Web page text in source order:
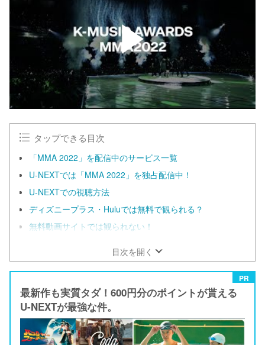
タップできる目次
「MMA 2022」を配信中のサービス一覧
U-NEXTでは「MMA 2022」を独占配信中！
U-NEXTでの視聴方法
ディズニープラス・Huluでは無料で観られる？
無料動画サイトでは観られない！
目次を開く
PR
最新作も実質タダ！600円分のポイントが貰える
U-NEXTが最強な件。